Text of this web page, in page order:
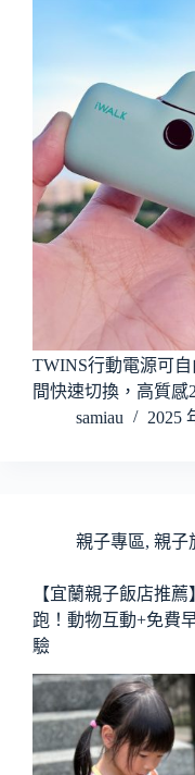
TWINS行動電源可自
間快速切換，高質感
samiau
2025
親子專區, 親子
【宜蘭親子飯店推
跑！動物互動+免費
驗